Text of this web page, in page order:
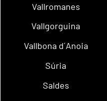
Vallromanes
Vallgorguina
Vallbona d´Anoia
Súria
Saldes